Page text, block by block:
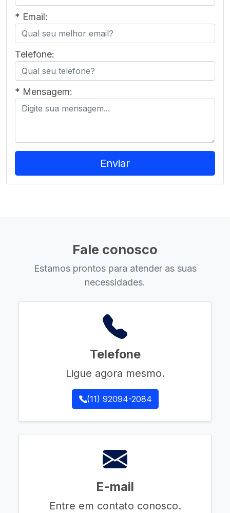
* Email:
Telefone:
* Mensagem:
Fale conosco
Estamos prontos para atender as suas
necessidades.
Telefone
Ligue agora mesmo.
(11) 92094-2084
E-mail
Entre em contato conosco.